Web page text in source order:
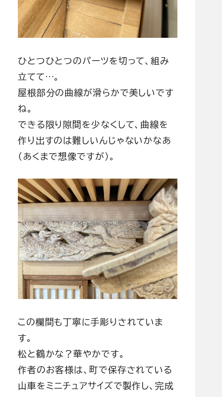
ひとつひとつのパーツを切って、組み
立てて…。
屋根部分の曲線が滑らかで美しいです
ね。
できる限り隙間を少なくして、曲線を
作り出すのは難しいんじゃないかなあ
（あくまで想像ですが）。
この欄間も丁寧に手彫りされていま
す。
松と鶴かな？華やかです。
作者のお客様は、町で保存されている
山車をミニチュアサイズで製作し、完成